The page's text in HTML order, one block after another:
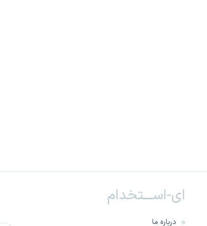
ای-اســـتخدام
درباره ما